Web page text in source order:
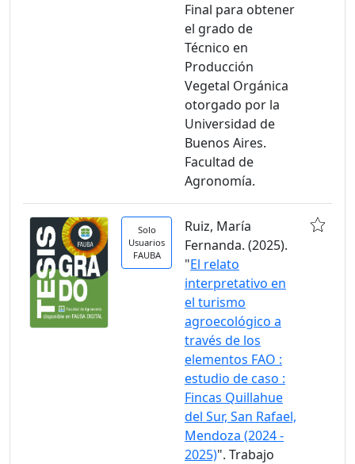
Final para obtener
el grado de
Técnico en
Producción
Vegetal Orgánica
otorgado por la
Universidad de
Buenos Aires.
Facultad de
Agronomía.
Solo
Usuarios
FAUBA
Ruiz, María
Fernanda. (2025).
"El relato
interpretativo en
el turismo
agroecológico a
través de los
elementos FAO :
estudio de caso :
Fincas Quillahue
del Sur, San Rafael,
Mendoza (2024 -
2025)". Trabajo